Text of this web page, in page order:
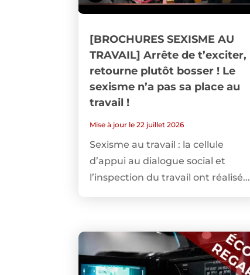
[BROCHURES SEXISME AU
TRAVAIL] Arrête de t’exciter,
retourne plutôt bosser ! Le
sexisme n’a pas sa place au
travail !
Mise à jour le 22 juillet 2026
Sexisme au travail : la cellule
d’appui au dialogue social et
l’inspection du travail ont réalisé...